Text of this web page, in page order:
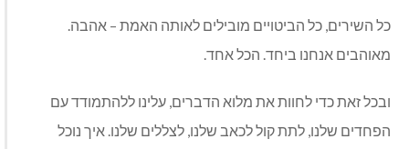
כל השירים, כל הביטויים מובילים לאותה האמת – אהבה.
מאוהבים אנחנו ביחד. הכל אחד.
ובכל זאת כדי לחוות את מלוא הדברים, עלינו ללהתמודד עם
הפחדים שלנו, לתת קול לכאב שלנו, לצללים שלנו. איך נוכל